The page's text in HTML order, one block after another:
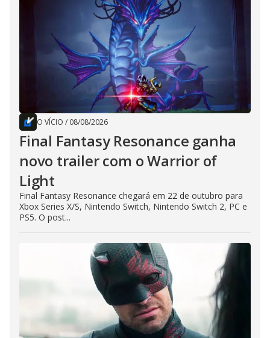
O VÍCIO / 08/08/2026
Final Fantasy Resonance ganha
novo trailer com o Warrior of
Light
Final Fantasy Resonance chegará em 22 de outubro para
Xbox Series X/S, Nintendo Switch, Nintendo Switch 2, PC e
PS5. O post...